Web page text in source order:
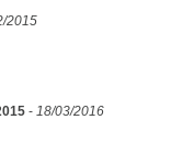
2015
- 18/03/2016